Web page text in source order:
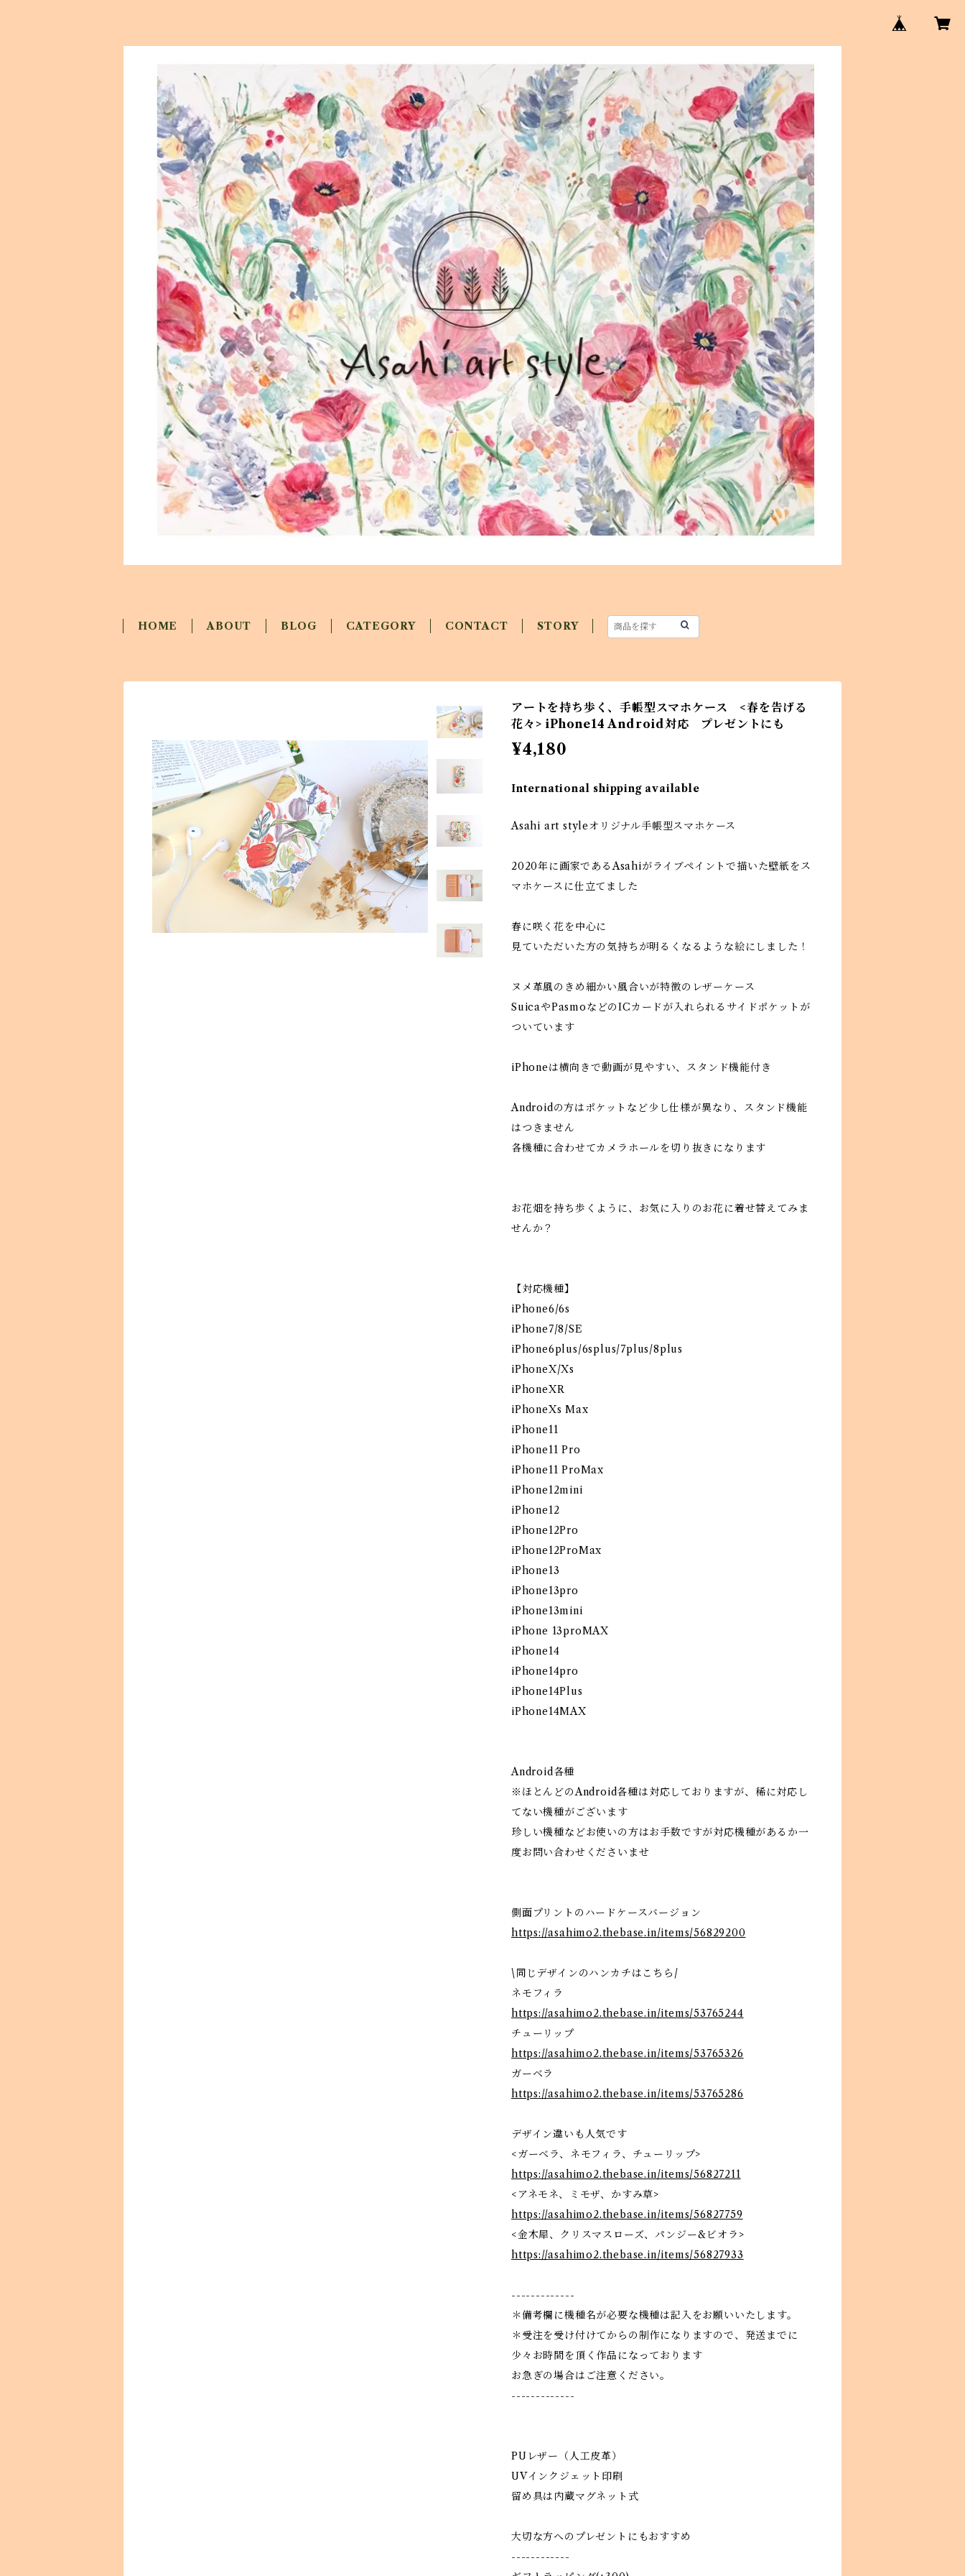
HOME ABOUT BLOG CATEGORY CONTACT STORY
アートを持ち歩く、手帳型スマホケース <春を告げる
花々> iPhone14 Android対応 プレゼントにも
¥4,180
International shipping available
Asahi art styleオリジナル手帳型スマホケース
2020年に画家であるAsahiがライブペイントで描いた壁紙をス
マホケースに仕立てました
春に咲く花を中心に
見ていただいた方の気持ちが明るくなるような絵にしました！
ヌメ革風のきめ細かい風合いが特徴のレザーケース
SuicaやPasmoなどのICカードが入れられるサイドポケットが
ついています
iPhoneは横向きで動画が見やすい、スタンド機能付き
Androidの方はポケットなど少し仕様が異なり、スタンド機能
はつきません
各機種に合わせてカメラホールを切り抜きになります
お花畑を持ち歩くように、お気に入りのお花に着せ替えてみま
せんか？
【対応機種】
iPhone6/6s
iPhone7/8/SE
iPhone6plus/6splus/7plus/8plus
iPhoneX/Xs
iPhoneXR
iPhoneXs Max
iPhone11
iPhone11 Pro
iPhone11 ProMax
iPhone12mini
iPhone12
iPhone12Pro
iPhone12ProMax
iPhone13
iPhone13pro
iPhone13mini
iPhone 13proMAX
iPhone14
iPhone14pro
iPhone14Plus
iPhone14MAX
Android各種
※ほとんどのAndroid各種は対応しておりますが、稀に対応し
てない機種がございます
珍しい機種などお使いの方はお手数ですが対応機種があるか一
度お問い合わせくださいませ
側面プリントのハードケースバージョン
https://asahimo2.thebase.in/items/56829200
\同じデザインのハンカチはこちら/
ネモフィラ
https://asahimo2.thebase.in/items/53765244
チューリップ
https://asahimo2.thebase.in/items/53765326
ガーベラ
https://asahimo2.thebase.in/items/53765286
デザイン違いも人気です
<ガーベラ、ネモフィラ、チューリップ>
https://asahimo2.thebase.in/items/56827211
<アネモネ、ミモザ、かすみ草>
https://asahimo2.thebase.in/items/56827759
<金木犀、クリスマスローズ、パンジー&ビオラ>
https://asahimo2.thebase.in/items/56827933
-------------
＊備考欄に機種名が必要な機種は記入をお願いいたします。
＊受注を受け付けてからの制作になりますので、発送までに
少々お時間を頂く作品になっております
お急ぎの場合はご注意ください。
-------------
PUレザー（人工皮革）
UVインクジェット印刷
留め具は内蔵マグネット式
大切な方へのプレゼントにもおすすめ
------------